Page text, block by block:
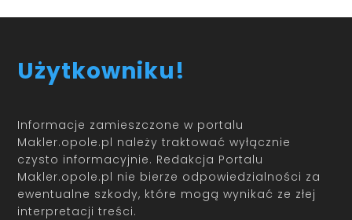
Użytkowniku!
Informacje zamieszczone w portalu
Makler.opole.pl należy traktować wyłącznie
czysto informacyjnie. Redakcja Portalu
Makler.opole.pl nie bierze odpowiedzialności za
ewentualne szkody, które mogą wynikać ze złej
interpretacji treści.